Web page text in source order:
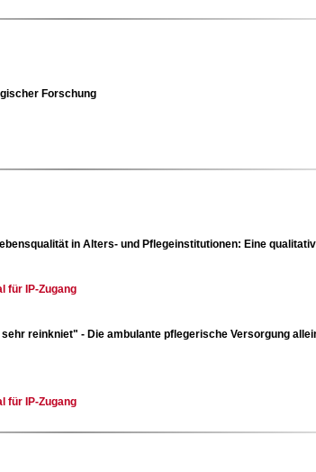
Forschung
in Alters- und Pflegeinstitutionen: Eine
für IP-Zugang
reinkniet" - Die ambulante pflegerische Versorgung
für IP-Zugang